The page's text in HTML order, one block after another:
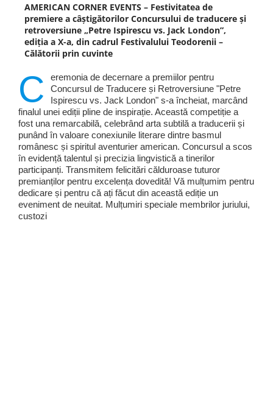
AMERICAN CORNER EVENTS – Festivitatea de
premiere a câștigătorilor Concursului de traducere și
retroversiune „Petre Ispirescu vs. Jack London”,
ediția a X-a, din cadrul Festivalului Teodorenii –
Călătorii prin cuvinte
C
eremonia de decernare a premiilor pentru
Concursul de Traducere și Retroversiune "Petre
Ispirescu vs. Jack London" s-a încheiat, marcând
finalul unei ediții pline de inspirație. Această competiție a
fost una remarcabilă, celebrând arta subtilă a traducerii și
punând în valoare conexiunile literare dintre basmul
românesc și spiritul aventurier american. Concursul a scos
în evidență talentul și precizia lingvistică a tinerilor
participanți. Transmitem felicitări călduroase tuturor
premianților pentru excelența dovedită! Vă mulțumim pentru
dedicare și pentru că ați făcut din această ediție un
eveniment de neuitat. Mulțumiri speciale membrilor juriului,
custozi